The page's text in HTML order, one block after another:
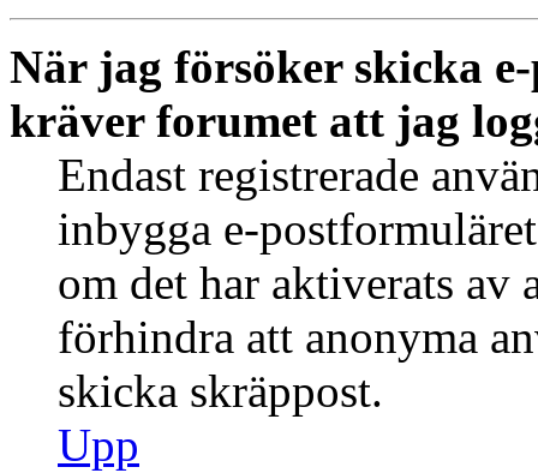
När jag försöker skicka
kräver forumet att jag
Endast registrerade
inbygga e-
om det har aktiverats av
förhindra att anonyma
skicka skräppost.
Upp